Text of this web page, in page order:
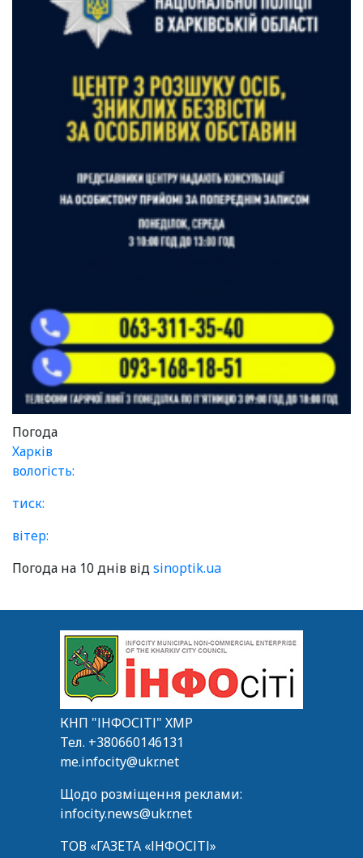
Погода
Харків
вологість:
тиск:
вітер:
Погода на 10 днів відsinoptik.ua
КНП "ІНФОСІТІ" ХМР
Тел. +380660146131
me.infocity@ukr.net
Щодо розміщення реклами:
infocity.news@ukr.net
ТОВ «ГАЗЕТА «ІНФОСІТІ»